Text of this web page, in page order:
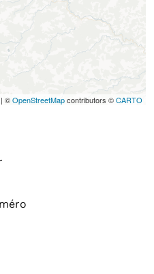
| ©OpenStreetMapcontributors ©CARTO